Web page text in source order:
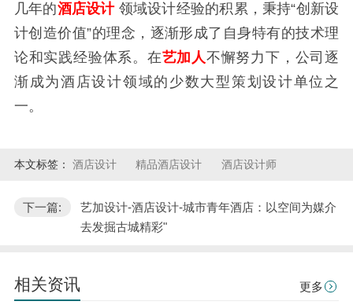
几年的酒店设计 领域设计经验的积累，秉持“创新设
计创造价值”的理念，逐渐形成了自身特有的技术理
论和实践经验体系。在艺加人不懈努力下，公司逐
渐成为酒店设计领域的少数大型策划设计单位之
一。
本文标签： 酒店设计 精品酒店设计 酒店设计师
下一篇:
艺加设计-酒店设计-城市青年酒店：以空间为媒介
去发掘古城精彩"
相关资讯 更多